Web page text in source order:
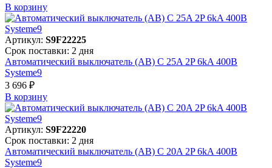
В корзинy
Артикул: S9F22225
Срок поставки: 2 дня
Автоматический выключатель (АВ) C 25A 2P 6kA 400В
Systeme9
3 696 ₽
В корзинy
Артикул: S9F22220
Срок поставки: 2 дня
Автоматический выключатель (АВ) C 20A 2P 6kA 400В
Systeme9